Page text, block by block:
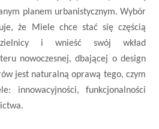
planem urbanistycznym. Wybór
że Miele chce stać się częścią
i wnieść swój wkład
nowoczesnej, dbającej o design
jest naturalną oprawą tego, czym
innowacyjności, funkcjonalności